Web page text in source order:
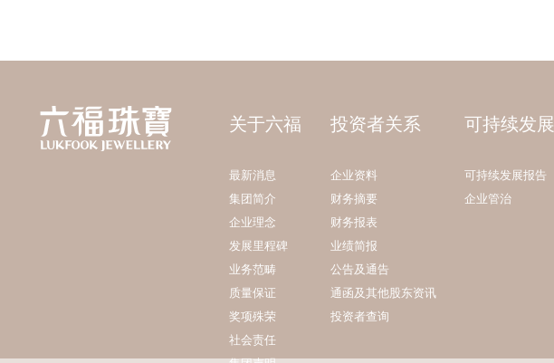
关于六福
最新消息
集团简介
企业理念
发展里程碑
业务范畴
质量保证
奖项殊荣
社会责任
投资者关系
企业资料
财务摘要
财务报表
业绩简报
公告及通告
通函及其他股东资讯
投资者查询
可持续发展
可持续发展报告
企业管治